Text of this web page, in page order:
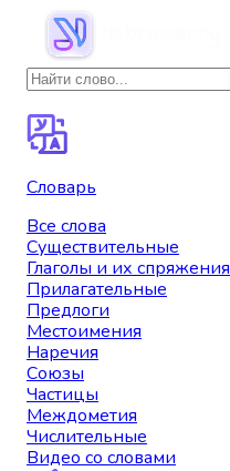
Словарь
Все слова
Существительные
Глаголы и их спряжения
Прилагательные
Предлоги
Местоимения
Наречия
Союзы
Частицы
Междометия
Числительные
Видео со словами